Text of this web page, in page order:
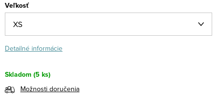
Veľkosť
Detailné informácie
Skladom (5 ks)
Možnosti doručenia